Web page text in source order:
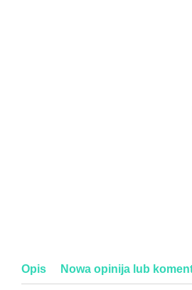
Opis Nowa opinija lub